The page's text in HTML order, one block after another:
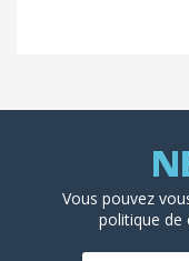
Vous pouvez
politique de